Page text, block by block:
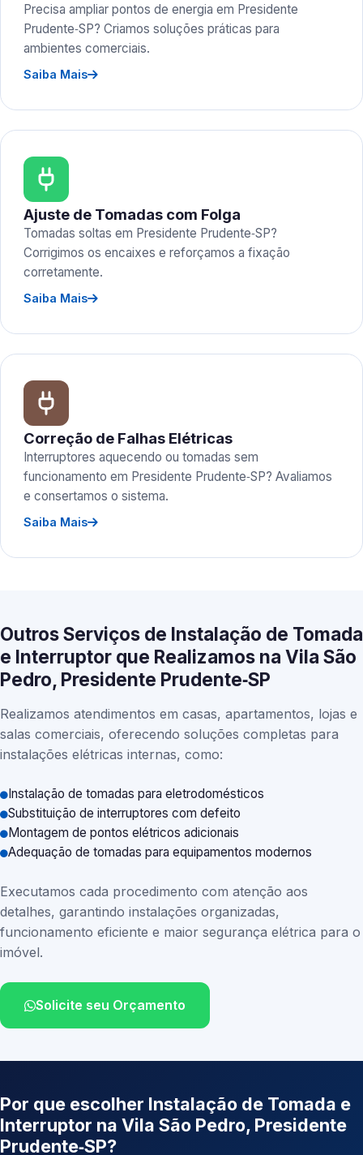
Precisa ampliar pontos de energia em Presidente
Prudente‑SP? Criamos soluções práticas para
ambientes comerciais.
Saiba Mais
Ajuste de Tomadas com Folga
Tomadas soltas em Presidente Prudente‑SP?
Corrigimos os encaixes e reforçamos a fixação
corretamente.
Saiba Mais
Correção de Falhas Elétricas
Interruptores aquecendo ou tomadas sem
funcionamento em Presidente Prudente‑SP? Avaliamos
e consertamos o sistema.
Saiba Mais
Outros Serviços de Instalação de Tomada
e Interruptor que Realizamos na Vila São
Pedro, Presidente Prudente‑SP
Realizamos atendimentos em casas, apartamentos, lojas e
salas comerciais, oferecendo soluções completas para
instalações elétricas internas, como:
Instalação de tomadas para eletrodomésticos
Substituição de interruptores com defeito
Montagem de pontos elétricos adicionais
Adequação de tomadas para equipamentos modernos
Executamos cada procedimento com atenção aos
detalhes, garantindo instalações organizadas,
funcionamento eficiente e maior segurança elétrica para o
imóvel.
Solicite seu Orçamento
Por que escolher Instalação de Tomada e
Interruptor na Vila São Pedro, Presidente
Prudente‑SP?